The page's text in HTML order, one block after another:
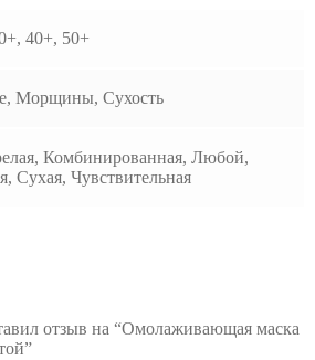
40+, 50+
Морщины, Сухость
Комбинированная, Любой,
Сухая, Чувствительная
отзыв на “Омолаживающая маска